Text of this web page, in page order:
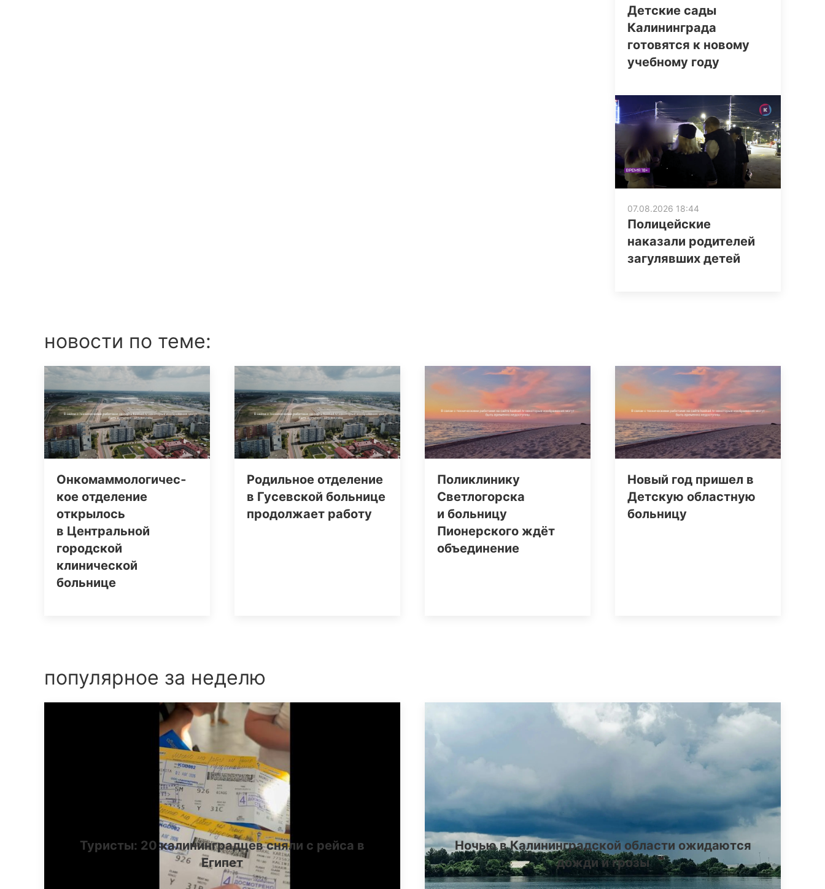
Детские сады
Калининграда
готовятся к новому
учебному году
07.08.2026 18:44
Полицейские
наказали родителей
загулявших детей
новости по теме:
Онко­маммо­логи­чес­
кое отделение
открылось
в Центральной
городской
клинической
больнице
Родильное отделение
в Гусевской больнице
продолжает работу
Поликлинику
Светлогорска
и больницу
Пионерского ждёт
объединение
Новый год пришел в
Детскую областную
больницу
популярное за неделю
Туристы: 20 калининградцев сняли с рейса в
Египет
Ночью в Калининградской области ожидаются
дожди и грозы